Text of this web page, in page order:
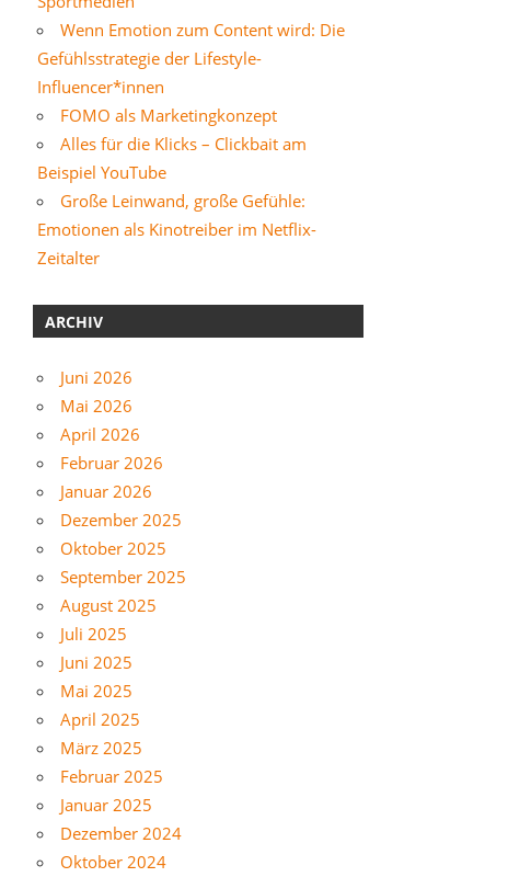
Wenn Emotion zum Content wird: Die
Gefühlsstrategie der Lifestyle-
Influencer*innen
FOMO als Marketingkonzept
Alles für die Klicks – Clickbait am
Beispiel YouTube
Große Leinwand, große Gefühle:
Emotionen als Kinotreiber im Netflix-
Zeitalter
ARCHIV
Juni 2026
Mai 2026
April 2026
Februar 2026
Januar 2026
Dezember 2025
Oktober 2025
September 2025
August 2025
Juli 2025
Juni 2025
Mai 2025
April 2025
März 2025
Februar 2025
Januar 2025
Dezember 2024
Oktober 2024